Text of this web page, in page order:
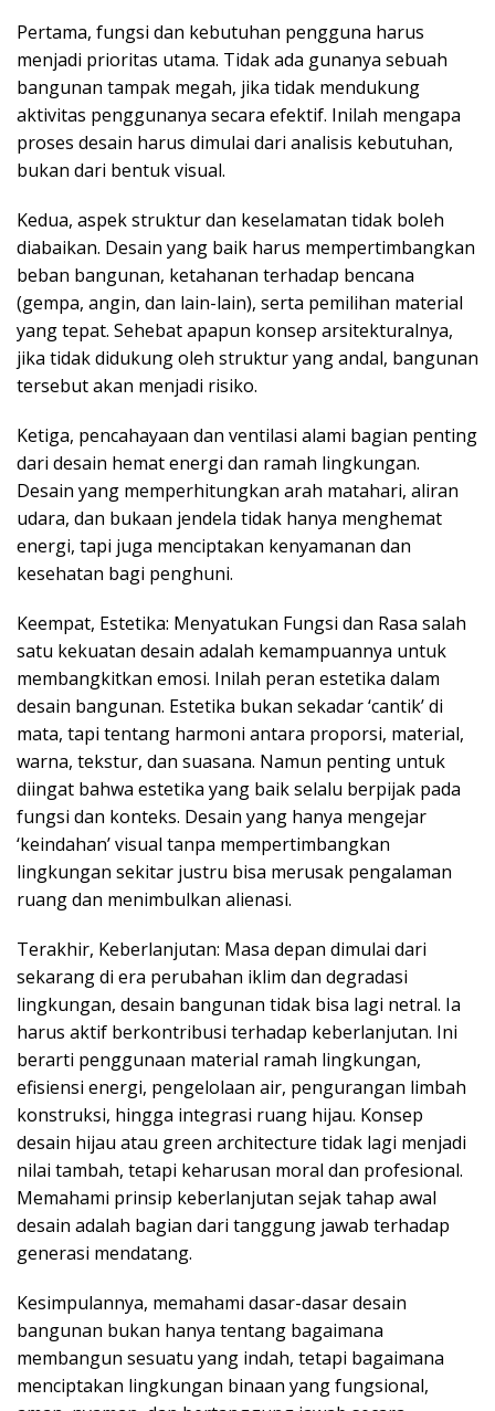
Pertama, fungsi dan kebutuhan pengguna harus
menjadi prioritas utama. Tidak ada gunanya sebuah
bangunan tampak megah, jika tidak mendukung
aktivitas penggunanya secara efektif. Inilah mengapa
proses desain harus dimulai dari analisis kebutuhan,
bukan dari bentuk visual.
Kedua, aspek struktur dan keselamatan tidak boleh
diabaikan. Desain yang baik harus mempertimbangkan
beban bangunan, ketahanan terhadap bencana
(gempa, angin, dan lain-lain), serta pemilihan material
yang tepat. Sehebat apapun konsep arsitekturalnya,
jika tidak didukung oleh struktur yang andal, bangunan
tersebut akan menjadi risiko.
Ketiga, pencahayaan dan ventilasi alami bagian penting
dari desain hemat energi dan ramah lingkungan.
Desain yang memperhitungkan arah matahari, aliran
udara, dan bukaan jendela tidak hanya menghemat
energi, tapi juga menciptakan kenyamanan dan
kesehatan bagi penghuni.
Keempat, Estetika: Menyatukan Fungsi dan Rasa salah
satu kekuatan desain adalah kemampuannya untuk
membangkitkan emosi. Inilah peran estetika dalam
desain bangunan. Estetika bukan sekadar ‘cantik’ di
mata, tapi tentang harmoni antara proporsi, material,
warna, tekstur, dan suasana. Namun penting untuk
diingat bahwa estetika yang baik selalu berpijak pada
fungsi dan konteks. Desain yang hanya mengejar
‘keindahan’ visual tanpa mempertimbangkan
lingkungan sekitar justru bisa merusak pengalaman
ruang dan menimbulkan alienasi.
Terakhir, Keberlanjutan: Masa depan dimulai dari
sekarang di era perubahan iklim dan degradasi
lingkungan, desain bangunan tidak bisa lagi netral. Ia
harus aktif berkontribusi terhadap keberlanjutan. Ini
berarti penggunaan material ramah lingkungan,
efisiensi energi, pengelolaan air, pengurangan limbah
konstruksi, hingga integrasi ruang hijau. Konsep
desain hijau atau green architecture tidak lagi menjadi
nilai tambah, tetapi keharusan moral dan profesional.
Memahami prinsip keberlanjutan sejak tahap awal
desain adalah bagian dari tanggung jawab terhadap
generasi mendatang.
Kesimpulannya, memahami dasar-dasar desain
bangunan bukan hanya tentang bagaimana
membangun sesuatu yang indah, tetapi bagaimana
menciptakan lingkungan binaan yang fungsional,